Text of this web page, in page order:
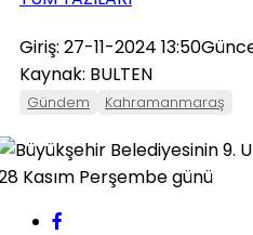
Giriş: 27-11-2024 13:50
Kaynak: BULTEN
Gündem Kahramanmaraş